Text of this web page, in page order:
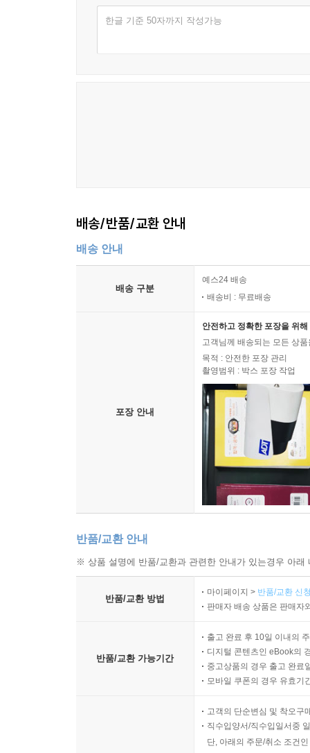
한글 기준 50자까지 작성가능
배송/반품/교환 안내
배송 안내
배송 구분
예스24 배송
배송비 : 무료배송
포장 안내
안전하고 정확한 포장을 위
고객님께 배송되는 모든 상
목적 : 안전한 포장 관리
촬영범위 : 박스 포장 작업
반품/교환 안내
※ 상품 설명에 반품/교환과 관련한 안내가 있는경우 아
반품/교환 방법
마이페이지 > 반품/교환 신
판매자 배송 상품은 판매자
반품/교환 가능기간
출고 완료 후 10일 이내의
디지털 콘텐츠인 eBook의
중고상품의 경우 출고 완료
모바일 쿠폰의 경우 유효기
고객의 단순변심 및 착오구
직수입양서/직수입일서중
단, 아래의 주문/취소 조건